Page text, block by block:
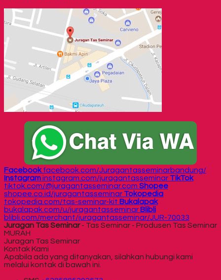
Facebook facebook.com/Juragantasseminarbandung/
Instagraminstagram.com/juragantasseminar TikTok
tiktok.com/@juragantasseminar.com Shopee
shopee.co.id/juragantasseminar Tokopedia
tokopedia.com/tas-seminar-kit Bukalapak
bukalapak.com/u/juragantasseminar Blibli
blibli.com/merchant/juragantasseminar/JUR-70033
Juragan Tas Seminar- Tas Seminar - Produsen Tas Seminar
MURAH
Juragan Tas Seminar
Kontak Kami
Apabila ada yang ditanyakan, silahkan hubungi kami
melalui kontak di bawah ini.